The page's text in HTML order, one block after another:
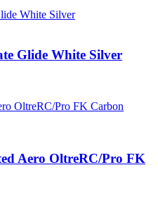
Glide White Silver
Aero OltreRC/Pro FK